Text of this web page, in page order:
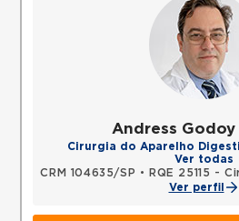
Andress Godoy
Cirurgia do Aparelho
Ver todas
CRM 104635/SP • RQE 25115 -
Ver perfil